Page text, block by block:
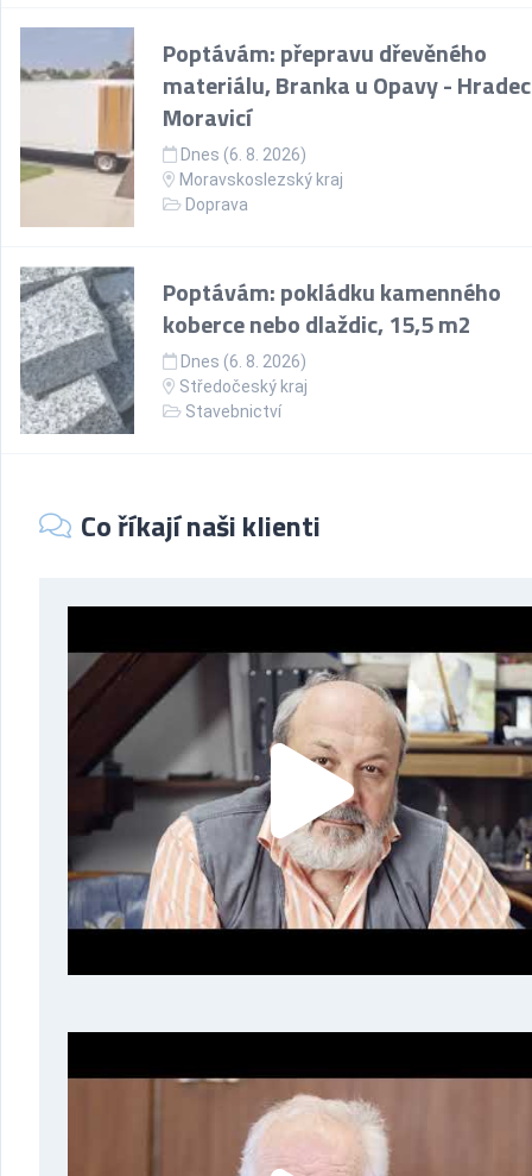
Poptávám: přepravu dřevěného
materiálu, Branka u Opavy -
Moravicí
Dnes (6. 8. 2026)
Moravskoslezský kraj
Doprava
Poptávám: pokládku kamenného
koberce nebo dlaždic, 15,5 m2
Dnes (6. 8. 2026)
Středočeský kraj
Stavebnictví
Co říkají naši klienti